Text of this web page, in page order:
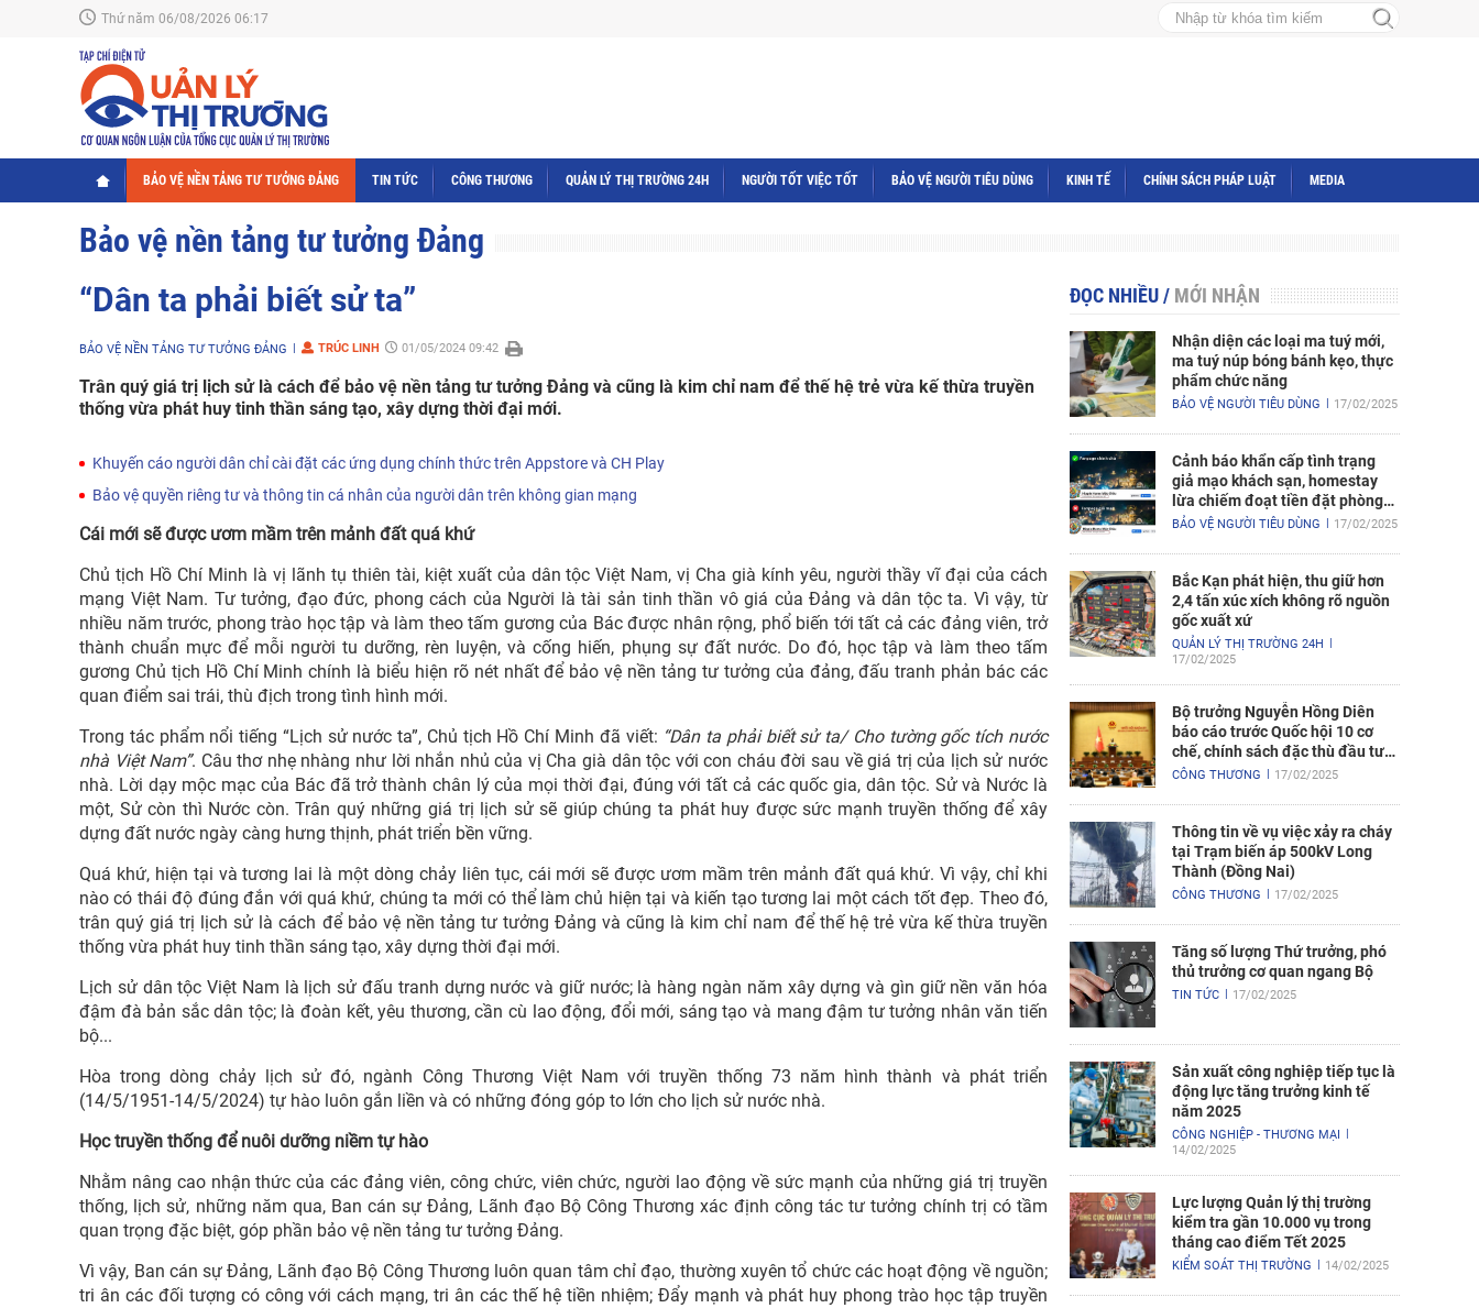
Thứ năm 06/08/2026 06:17
BẢO VỆ NỀN TẢNG TƯ TƯỞNG ĐẢNG TIN TỨC CÔNG THƯƠNG QUẢN LÝ THỊ TRƯỜNG 24H NGƯỜI TỐT VIỆC TỐT BẢO VỆ NGƯỜI TIÊU DÙNG KINH TẾ CHÍNH SÁCH PHÁP LUẬT MEDIA
Bảo vệ nền tảng tư tưởng Đảng
“Dân ta phải biết sử ta”
BẢO VỆ NỀN TẢNG TƯ TƯỞNG ĐẢNG TRÚC LINH 01/05/2024 09:42
Trân quý giá trị lịch sử là cách để bảo vệ nền tảng tư tưởng Đảng và cũng là kim chỉ nam để thế hệ trẻ vừa kế thừa truyền
thống vừa phát huy tinh thần sáng tạo, xây dựng thời đại mới.
Khuyến cáo người dân chỉ cài đặt các ứng dụng chính thức trên Appstore và CH Play
Bảo vệ quyền riêng tư và thông tin cá nhân của người dân trên không gian mạng
Cái mới sẽ được ươm mầm trên mảnh đất quá khứ
Chủ tịch Hồ Chí Minh là vị lãnh tụ thiên tài, kiệt xuất của dân tộc Việt Nam, vị Cha già kính yêu, người thầy vĩ đại của cách
mạng Việt Nam. Tư tưởng, đạo đức, phong cách của Người là tài sản tinh thần vô giá của Đảng và dân tộc ta. Vì vậy, từ
nhiều năm trước, phong trào học tập và làm theo tấm gương của Bác được nhân rộng, phổ biến tới tất cả các đảng viên, trở
thành chuẩn mực để mỗi người tu dưỡng, rèn luyện, và cống hiến, phụng sự đất nước. Do đó, học tập và làm theo tấm
gương Chủ tịch Hồ Chí Minh chính là biểu hiện rõ nét nhất để bảo vệ nền tảng tư tưởng của đảng, đấu tranh phản bác các
quan điểm sai trái, thù địch trong tình hình mới.
Trong tác phẩm nổi tiếng “Lịch sử nước ta”, Chủ tịch Hồ Chí Minh đã viết: “Dân ta phải biết sử ta/ Cho tường gốc tích nước
nhà Việt Nam”. Câu thơ nhẹ nhàng như lời nhắn nhủ của vị Cha già dân tộc với con cháu đời sau về giá trị của lịch sử nước
nhà. Lời dạy mộc mạc của Bác đã trở thành chân lý của mọi thời đại, đúng với tất cả các quốc gia, dân tộc. Sử và Nước là
một, Sử còn thì Nước còn. Trân quý những giá trị lịch sử sẽ giúp chúng ta phát huy được sức mạnh truyền thống để xây
dựng đất nước ngày càng hưng thịnh, phát triển bền vững.
Quá khứ, hiện tại và tương lai là một dòng chảy liên tục, cái mới sẽ được ươm mầm trên mảnh đất quá khứ. Vì vậy, chỉ khi
nào có thái độ đúng đắn với quá khứ, chúng ta mới có thể làm chủ hiện tại và kiến tạo tương lai một cách tốt đẹp. Theo đó,
trân quý giá trị lịch sử là cách để bảo vệ nền tảng tư tưởng Đảng và cũng là kim chỉ nam để thế hệ trẻ vừa kế thừa truyền
thống vừa phát huy tinh thần sáng tạo, xây dựng thời đại mới.
Lịch sử dân tộc Việt Nam là lịch sử đấu tranh dựng nước và giữ nước; là hàng ngàn năm xây dựng và gìn giữ nền văn hóa
đậm đà bản sắc dân tộc; là đoàn kết, yêu thương, cần cù lao động, đổi mới, sáng tạo và mang đậm tư tưởng nhân văn tiến
bộ...
Hòa trong dòng chảy lịch sử đó, ngành Công Thương Việt Nam với truyền thống 73 năm hình thành và phát triển
(14/5/1951-14/5/2024) tự hào luôn gắn liền và có những đóng góp to lớn cho lịch sử nước nhà.
Học truyền thống để nuôi dưỡng niềm tự hào
Nhằm nâng cao nhận thức của các đảng viên, công chức, viên chức, người lao động về sức mạnh của những giá trị truyền
thống, lịch sử, những năm qua, Ban cán sự Đảng, Lãnh đạo Bộ Công Thương xác định công tác tư tưởng chính trị có tầm
quan trọng đặc biệt, góp phần bảo vệ nền tảng tư tưởng Đảng.
Vì vậy, Ban cán sự Đảng, Lãnh đạo Bộ Công Thương luôn quan tâm chỉ đạo, thường xuyên tổ chức các hoạt động về nguồn;
tri ân các đối tượng có công với cách mạng, tri ân các thế hệ tiền nhiệm; Đẩy mạnh và phát huy phong trào học tập truyền
ĐỌC NHIỀU/ MỚI NHẬN
Nhận diện các loại ma tuý mới,
ma tuý núp bóng bánh kẹo, thực
phẩm chức năng
BẢO VỆ NGƯỜI TIÊU DÙNG 17/02/2025
Cảnh báo khẩn cấp tình trạng
giả mạo khách sạn, homestay
lừa chiếm đoạt tiền đặt phòng
nghỉ
BẢO VỆ NGƯỜI TIÊU DÙNG 17/02/2025
Bắc Kạn phát hiện, thu giữ hơn
2,4 tấn xúc xích không rõ nguồn
gốc xuất xứ
QUẢN LÝ THỊ TRƯỜNG 24H
17/02/2025
Bộ trưởng Nguyễn Hồng Diên
báo cáo trước Quốc hội 10 cơ
chế, chính sách đặc thù đầu tư
xây dựng Dự án điện hạt nhân
CÔNG THƯƠNG 17/02/2025
Thông tin về vụ việc xảy ra cháy
tại Trạm biến áp 500kV Long
Thành (Đồng Nai)
CÔNG THƯƠNG 17/02/2025
Tăng số lượng Thứ trưởng, phó
thủ trưởng cơ quan ngang Bộ
TIN TỨC 17/02/2025
Sản xuất công nghiệp tiếp tục là
động lực tăng trưởng kinh tế
năm 2025
CÔNG NGHIỆP - THƯƠNG MẠI
14/02/2025
Lực lượng Quản lý thị trường
kiểm tra gần 10.000 vụ trong
tháng cao điểm Tết 2025
KIỂM SOÁT THỊ TRƯỜNG 14/02/2025